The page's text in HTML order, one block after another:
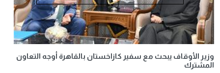
وزير الأوقاف يبحث مع سفير كازاخستان بالقاهرة أوجه التعاون
المشترك